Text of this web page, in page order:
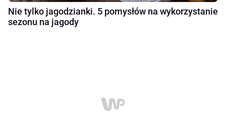
Nie tylko jagodzianki. 5 pomysłów na wykorzystanie
sezonu na jagody